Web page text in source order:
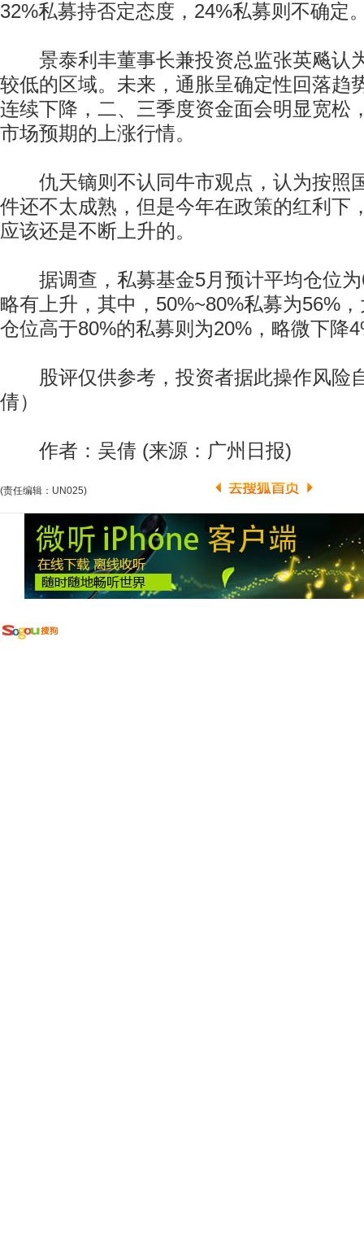
32%私募持否定态度，24%私募则不确定
景泰利丰董事长兼投资总监张英飚认
较低的区域。未来，通胀呈确定性回落趋
连续下降，二、三季度资金面会明显宽松
市场预期的上涨行情。
仇天镝则不认同牛市观点，认为按照
件还不太成熟，但是今年在政策的红利下
应该还是不断上升的。
据调查，私募基金5月预计平均仓位为
略有上升，其中，50%~80%私募为56%
仓位高于80%的私募则为20%，略微下降
股评仅供参考，投资者据此操作风险
倩）
作者：吴倩 (来源：广州日报)
(责任编辑：UN025)